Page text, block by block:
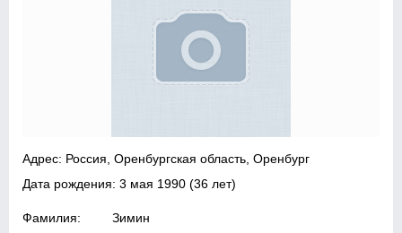
Адрес: Россия, Оренбургская область, Оренбург
Дата рождения:3 мая 1990 (36 лет)
Фамилия: Зимин